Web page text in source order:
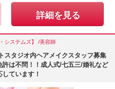
詳細を見る
システムズ】 /美容師
スタジオ内ヘアメイクスタッフ募集
は不問！！成人式/七五三/婚礼など
ています！